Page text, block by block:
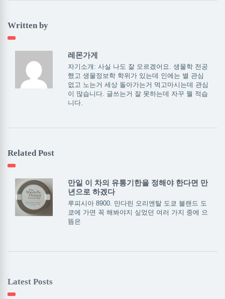
Written by
레몬가게
자기소개: 사실 나도 잘 모르겠어요. 생물학 전공
했고 생물정보학 학위가 있는데 인에는 별 관심
없고 노는거 세상 돌아가는거 먹고마시는데 관심
이 많습니다. 글쓰는거 잘 못하는데 자꾸 뭘 적습
니다.
Related Post
만일 이 차의 유통기한을 정해야 한다면 만
년으로 하겠다
루피시아 8900. 만다린 오리엔탈 도쿄 블랜드 도
쿄에 가면 꼭 해봐야지 싶었던 여러 가지 중에 으
뜸은
Latest Posts